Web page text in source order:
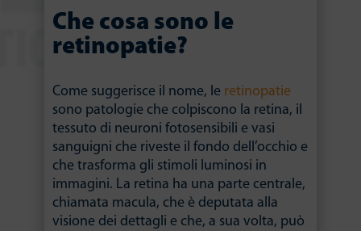
Che cosa sono le
retinopatie?
Come suggerisce il nome, le retinopatie
sono patologie che colpiscono la retina, il
tessuto di neuroni fotosensibili e vasi
sanguigni che riveste il fondo dell’occhio e
che trasforma gli stimoli luminosi in
immagini. La retina ha una parte centrale,
chiamata macula, che è deputata alla
visione dei dettagli e che, a sua volta, può